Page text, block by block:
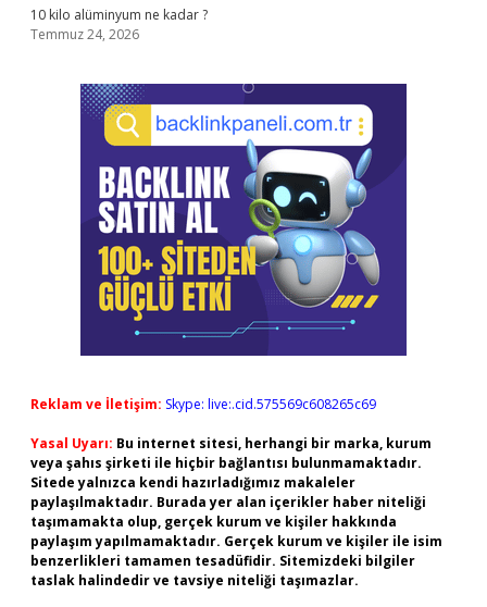
10 kilo alüminyum ne kadar ?
Temmuz 24, 2026
Reklam ve İletişim: Skype: live:.cid.575569c608265c69
Yasal Uyarı: Bu internet sitesi, herhangi bir marka, kurum
veya şahıs şirketi ile hiçbir bağlantısı bulunmamaktadır.
Sitede yalnızca kendi hazırladığımız makaleler
paylaşılmaktadır. Burada yer alan içerikler haber niteliği
taşımamakta olup, gerçek kurum ve kişiler hakkında
paylaşım yapılmamaktadır. Gerçek kurum ve kişiler ile isim
benzerlikleri tamamen tesadüfidir. Sitemizdeki bilgiler
taslak halindedir ve tavsiye niteliği taşımazlar.